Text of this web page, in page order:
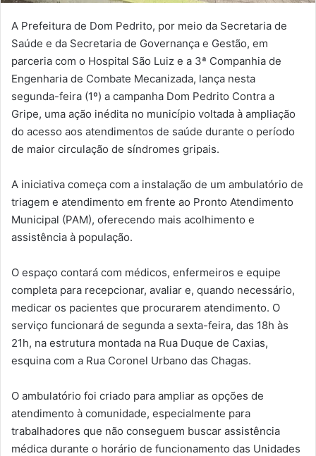
A Prefeitura de Dom Pedrito, por meio da Secretaria de
Saúde e da Secretaria de Governança e Gestão, em
parceria com o Hospital São Luiz e a 3ª Companhia de
Engenharia de Combate Mecanizada, lança nesta
segunda-feira (1º) a campanha Dom Pedrito Contra a
Gripe, uma ação inédita no município voltada à ampliação
do acesso aos atendimentos de saúde durante o período
de maior circulação de síndromes gripais.
A iniciativa começa com a instalação de um ambulatório de
triagem e atendimento em frente ao Pronto Atendimento
Municipal (PAM), oferecendo mais acolhimento e
assistência à população.
O espaço contará com médicos, enfermeiros e equipe
completa para recepcionar, avaliar e, quando necessário,
medicar os pacientes que procurarem atendimento. O
serviço funcionará de segunda a sexta-feira, das 18h às
21h, na estrutura montada na Rua Duque de Caxias,
esquina com a Rua Coronel Urbano das Chagas.
O ambulatório foi criado para ampliar as opções de
atendimento à comunidade, especialmente para
trabalhadores que não conseguem buscar assistência
médica durante o horário de funcionamento das Unidades